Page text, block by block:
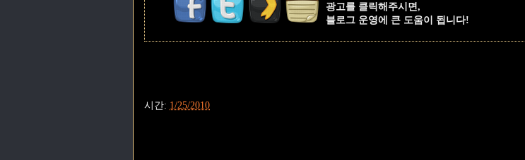
광고를 클릭해주시면,
블로그 운영에 큰 도움이 됩니다!
시간: 1/25/2010